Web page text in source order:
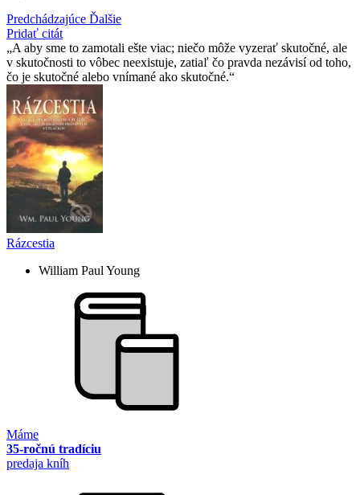
Predchádzajúce Ďalšie
Pridať citát
A aby sme to zamotali ešte viac; niečo môže vyzerať skutočné, ale
v skutočnosti to vôbec neexistuje, zatiaľ čo pravda nezávisí od toho,
čo je skutočné alebo vnímané ako skutočné.
Rázcestia
William Paul Young
Máme
35-ročnú tradíciu
predaja kníh